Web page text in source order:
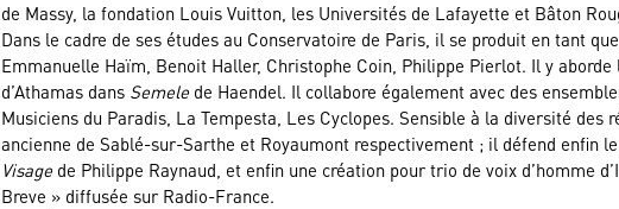
de Massy, la fondation Louis Vuitton, les Universités de Lafayette et Bâton
Dans le cadre de ses études au Conservatoire de Paris, il se produit en tant
Emmanuelle Haïm, Benoit Haller, Christophe Coin, Philippe Pierlot. Il y
d’Athamas dans Semele de Haendel. Il collabore également avec des
Musiciens du Paradis, La Tempesta, Les Cyclopes. Sensible à la diversité
ancienne de Sablé-sur-Sarthe et Royaumont respectivement ; il défend enfin
Visage de Philippe Raynaud, et enfin une création pour trio de voix d’homme
Breve » diffusée sur Radio-France.